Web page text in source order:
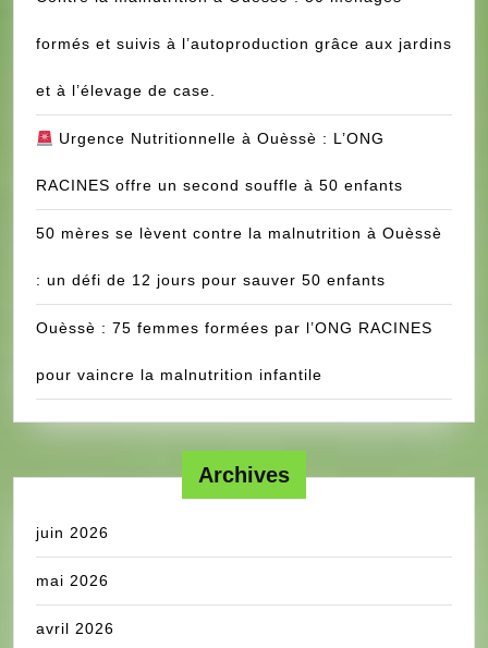
formés et suivis à l’autoproduction grâce aux jardins
et à l’élevage de case.
Urgence Nutritionnelle à Ouèssè : L’ONG
RACINES offre un second souffle à 50 enfants
50 mères se lèvent contre la malnutrition à Ouèssè
: un défi de 12 jours pour sauver 50 enfants
Ouèssè : 75 femmes formées par l’ONG RACINES
pour vaincre la malnutrition infantile
Archives
juin 2026
mai 2026
avril 2026